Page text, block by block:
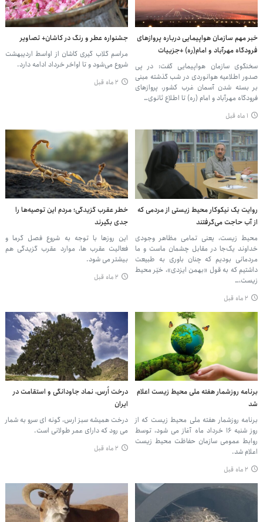
خبر مهم سازمان هواپیمایی درباره پروازهای
فرودگاه مهرآباد و امام(ره) +جزییات
سخنگوی سازمان هواپیمایی گفت: در پی
صدور اطلاعیه هوانوردی در شب گذشته مبنی
بر بسته شدن آسمان غرب کشور، پروازهای
فرودگاه مهرآباد و امام (ره) تا اطلاع ثانوی…
۱ ماه قبل
جشنواره عطر و رنگ در کاشان+ تصاویر
مراسم گلاب گیری کاشان از اواسط اردیبهشت
شروع می‌شود و تا اواخر خرداد ادامه دارد.
۲ ماه قبل
روایت یک نیکوکار محیط زیستی از مردمی که
از آب حاجت می‌گرفتند
محیط زیست، یعنی تمامی مظاهر وجودی
خداوند یک‌جا در مقابل چشمان ماست و ما
مردمانی بودیم که چنان باوری به طبیعت
داشتیم که به قول «بهمن ایزدی»، خیّر محیط
زیست،…
۲ ماه قبل
خطر عقرب گزیدگی؛ مردم این توصیه‌ها را
جدی بگیرند
این روزها با توجه به شروع فصل گرما و
فعالیت عقرب ها، موارد عقرب گزیدگی هم
بیشتر می شود.
۲ ماه قبل
برنامه روزشمار هفته ملی محیط ‌زیست اعلام
شد
برنامه روزشمار هفته ملی محیط ‌زیست که از
روز شنبه ۱۶ خرداد ماه آغاز می ‌شود، توسط
روابط عمومی سازمان حفاظت محیط ‌زیست
اعلام شد.
۲ ماه قبل
درخت اُرس، نماد جاودانگی و استقامت در
ایران
درخت همیشه سبز ارس، گونه ای سرو به شمار
می رود که دارای عمر طولانی است.
۲ ماه قبل